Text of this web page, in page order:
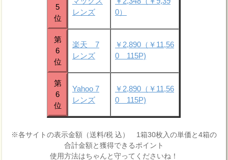
5
位
レンズ
0）
第
6
位
楽天 7
レンズ
￥2,890（￥11,56
0 115P)
第
6
位
Yahoo 7
レンズ
￥2,890（￥11,56
0 115P)
※各サイトの表示金額（送料/税 込） 1箱30枚入の単価と4箱の
合計金額と獲得できるポイント
使用方法はちゃんと守ってくださいね！